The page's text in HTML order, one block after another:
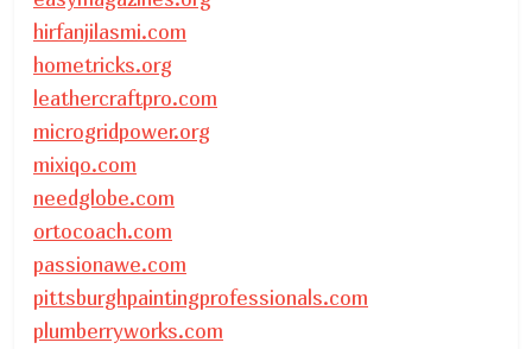
hirfanjilasmi.com
hometricks.org
leathercraftpro.com
microgridpower.org
mixiqo.com
needglobe.com
ortocoach.com
passionawe.com
pittsburghpaintingprofessionals.com
plumberryworks.com